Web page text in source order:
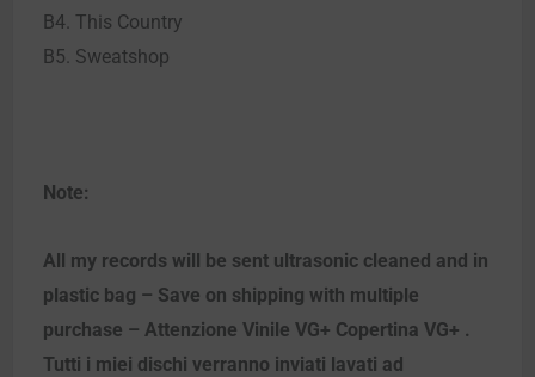
B4. This Country
B5. Sweatshop
Note:
All my records will be sent ultrasonic cleaned and in
plastic bag – Save on shipping with multiple
purchase – Attenzione Vinile VG+ Copertina VG+ .
Tutti i miei dischi verranno inviati lavati ad